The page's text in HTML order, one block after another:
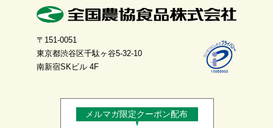
〒151-0051
東京都渋谷区千駄ヶ谷5-32-10
南新宿SKビル 4F
メルマガ限定クーポン配布